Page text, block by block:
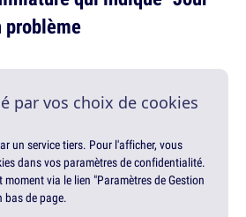
problème
par vos choix de cookies
un service tiers. Pour l'afficher, vous
dans vos paramètres de confidentialité.
via le lien "Paramètres de Gestion
bas de page.